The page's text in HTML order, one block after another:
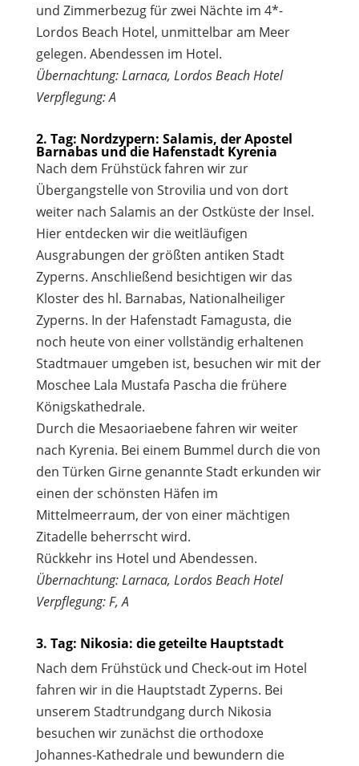
und Zimmerbezug für zwei Nächte im 4*-
Lordos Beach Hotel, unmittelbar am Meer
gelegen. Abendessen im Hotel.
Übernachtung: Larnaca, Lordos Beach Hotel
Verpflegung: A
2. Tag: Nordzypern: Salamis, der Apostel
Barnabas und die Hafenstadt Kyrenia
Nach dem Frühstück fahren wir zur
Übergangstelle von Strovilia und von dort
weiter nach Salamis an der Ostküste der Insel.
Hier entdecken wir die weitläufigen
Ausgrabungen der größten antiken Stadt
Zyperns. Anschließend besichtigen wir das
Kloster des hl. Barnabas, Nationalheiliger
Zyperns. In der Hafenstadt Famagusta, die
noch heute von einer vollständig erhaltenen
Stadtmauer umgeben ist, besuchen wir mit der
Moschee Lala Mustafa Pascha die frühere
Königskathedrale.
Durch die Mesaoriaebene fahren wir weiter
nach Kyrenia. Bei einem Bummel durch die von
den Türken Girne genannte Stadt erkunden wir
einen der schönsten Häfen im
Mittelmeerraum, der von einer mächtigen
Zitadelle beherrscht wird.
Rückkehr ins Hotel und Abendessen.
Übernachtung: Larnaca, Lordos Beach Hotel
Verpflegung: F, A
3. Tag: Nikosia: die geteilte Hauptstadt
Nach dem Frühstück und Check-out im Hotel
fahren wir in die Hauptstadt Zyperns. Bei
unserem Stadtrundgang durch Nikosia
besuchen wir zunächst die orthodoxe
Johannes-Kathedrale und bewundern die